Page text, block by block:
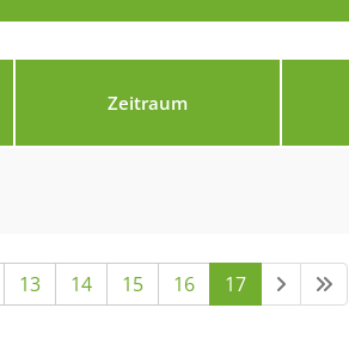
Zeitraum
13 14 15 16 17